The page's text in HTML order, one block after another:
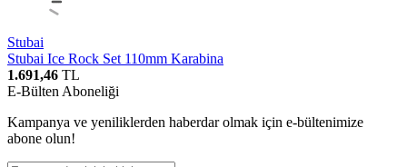
Stubai
Stubai Ice Rock Set 110mm Karabina
1.691,46 TL
E-Bülten Aboneliği
Kampanya ve yeniliklerden haberdar olmak için e-bültenimize
abone olun!